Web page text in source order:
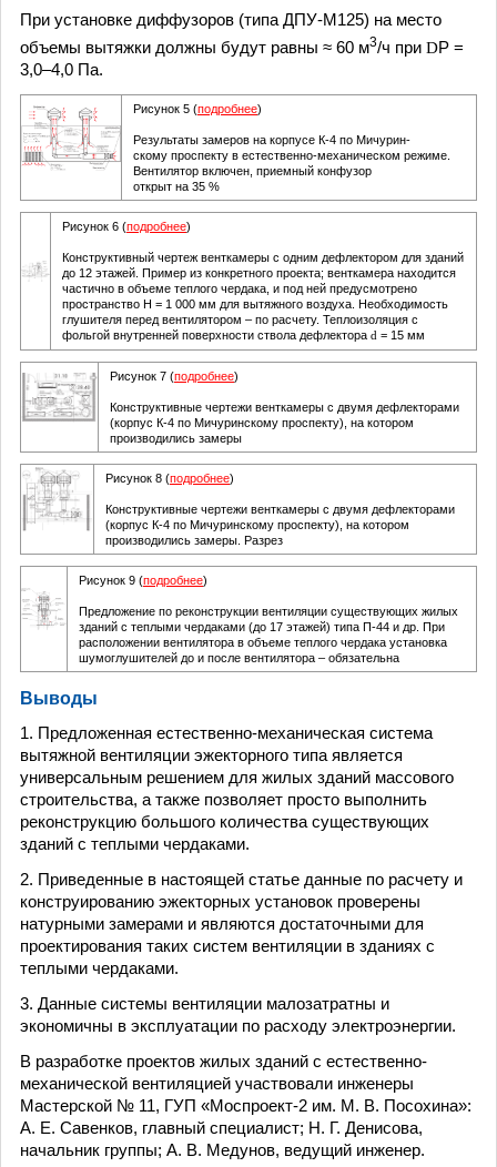
При установке диффузоров (типа ДПУ-М125) на место
объемы вытяжки должны будут равны ≈ 60 м3/ч при DР =
3,0–4,0 Па.
Рисунок 5 (подробнее)
Результаты замеров на корпусе К-4 по Мичурин-
скому проспекту в естественно-механическом режиме.
Вентилятор включен, приемный конфузор
открыт на 35 %
Рисунок 6 (подробнее)
Конструктивный чертеж венткамеры с одним дефлектором для зданий
до 12 этажей. Пример из конкретного проекта; венткамера находится
частично в объеме теплого чердака, и под ней предусмотрено
пространство Н = 1 000 мм для вытяжного воздуха. Необходимость
глушителя перед вентилятором – по расчету. Теплоизоляция с
фольгой внутренней поверхности ствола дефлектора d = 15 мм
Рисунок 7 (подробнее)
Конструктивные чертежи венткамеры с двумя дефлекторами
(корпус К-4 по Мичуринскому проспекту), на котором
производились замеры
Рисунок 8 (подробнее)
Конструктивные чертежи венткамеры с двумя дефлекторами
(корпус К-4 по Мичуринскому проспекту), на котором
производились замеры. Разрез
Рисунок 9 (подробнее)
Предложение по реконструкции вентиляции существующих жилых
зданий с теплыми чердаками (до 17 этажей) типа П-44 и др. При
расположении вентилятора в объеме теплого чердака установка
шумоглушителей до и после вентилятора – обязательна
Выводы
1. Предложенная естественно-механическая система
вытяжной вентиляции эжекторного типа является
универсальным решением для жилых зданий массового
строительства, а также позволяет просто выполнить
реконструкцию большого количества существующих
зданий с теплыми чердаками.
2. Приведенные в настоящей статье данные по расчету и
конструированию эжекторных установок проверены
натурными замерами и являются достаточными для
проектирования таких систем вентиляции в зданиях с
теплыми чердаками.
3. Данные системы вентиляции малозатратны и
экономичны в эксплуатации по расходу электроэнергии.
В разработке проектов жилых зданий с естественно-
механической вентиляцией участвовали инженеры
Мастерской № 11, ГУП «Моспроект-2 им. М. В. Посохина»:
А. Е. Савенков, главный специалист; Н. Г. Денисова,
начальник группы; А. В. Медунов, ведущий инженер.